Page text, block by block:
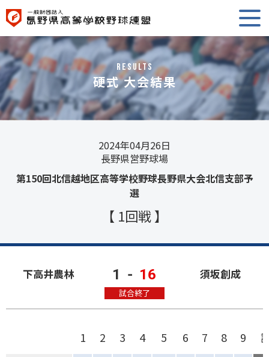
RESULTS
硬式 大会結果
2024年04月26日
長野県営野球場
第150回北信越地区高等学校野球長野県大会北信支部予
選
【 1回戦 】
下高井農林 1 - 16
試合終了
須坂創成
1 2 3 4 5 6 7 8 9